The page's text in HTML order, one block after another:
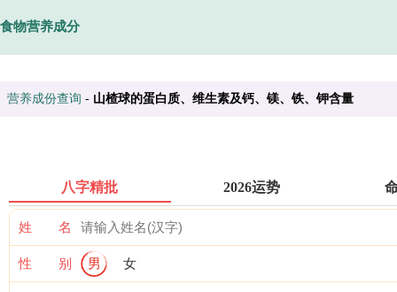
食物营养成分
营养成份查询 - 山楂球的蛋白质、维生素及钙、镁、铁、钾含量
八字精批 2026运势
姓 名
性 别 男 女